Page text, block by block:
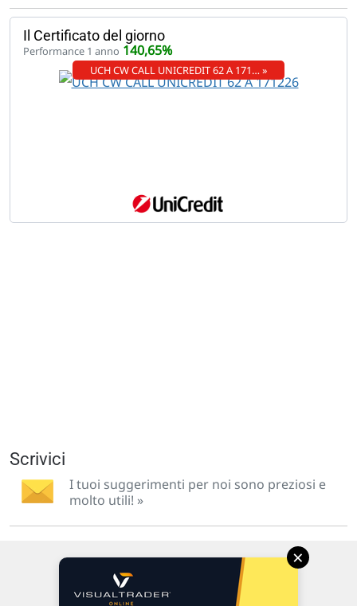
Il Certificato del giorno
Performance 1 anno 140,65%
UCH CW CALL UNICREDIT 62 A 171… »
Scrivici
I tuoi suggerimenti per noi sono preziosi e
molto utili! »
Via Macanno, 38/A
×